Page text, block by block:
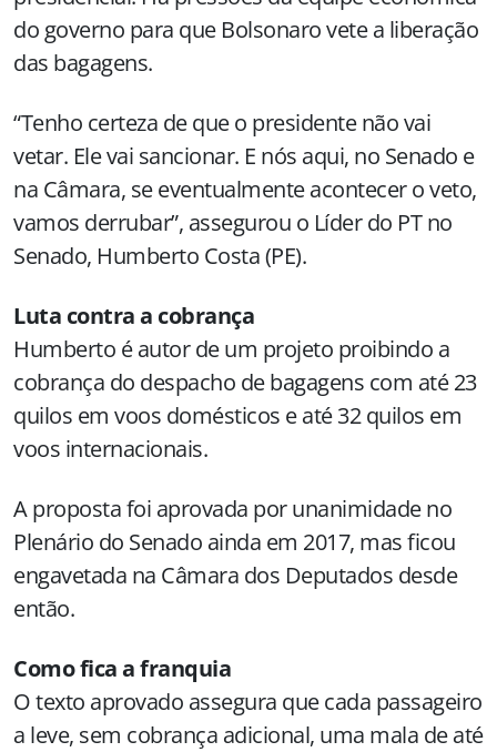
do governo para que Bolsonaro vete a liberação
das bagagens.
“Tenho certeza de que o presidente não vai
vetar. Ele vai sancionar. E nós aqui, no Senado e
na Câmara, se eventualmente acontecer o veto,
vamos derrubar”, assegurou o Líder do PT no
Senado, Humberto Costa (PE).
Luta contra a cobrança
Humberto é autor de um projeto proibindo a
cobrança do despacho de bagagens com até 23
quilos em voos domésticos e até 32 quilos em
voos internacionais.
A proposta foi aprovada por unanimidade no
Plenário do Senado ainda em 2017, mas ficou
engavetada na Câmara dos Deputados desde
então.
Como fica a franquia
O texto aprovado assegura que cada passageiro
a leve, sem cobrança adicional, uma mala de até